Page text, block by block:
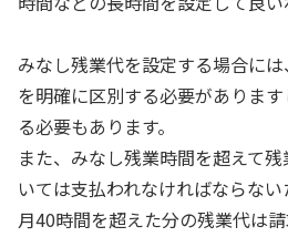
みなし残業代を設定する場合に
を明確に区別する必要がありま
る必要もあります。
また、みなし残業時間を超えて
いては支払われなければならな
月40時間を超えた分の残業代は請